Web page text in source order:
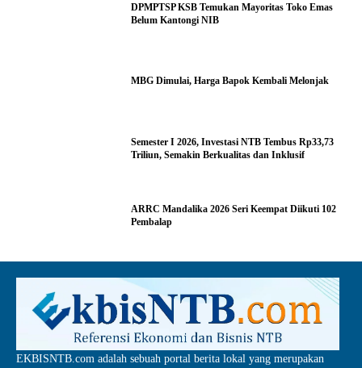
DPMPTSP KSB Temukan Mayoritas Toko Emas
Belum Kantongi NIB
MBG Dimulai, Harga Bapok Kembali Melonjak
Semester I 2026, Investasi NTB Tembus Rp33,73
Triliun, Semakin Berkualitas dan Inklusif
ARRC Mandalika 2026 Seri Keempat Diikuti 102
Pembalap
EKBISNTB.com adalah sebuah portal berita lokal yang merupakan